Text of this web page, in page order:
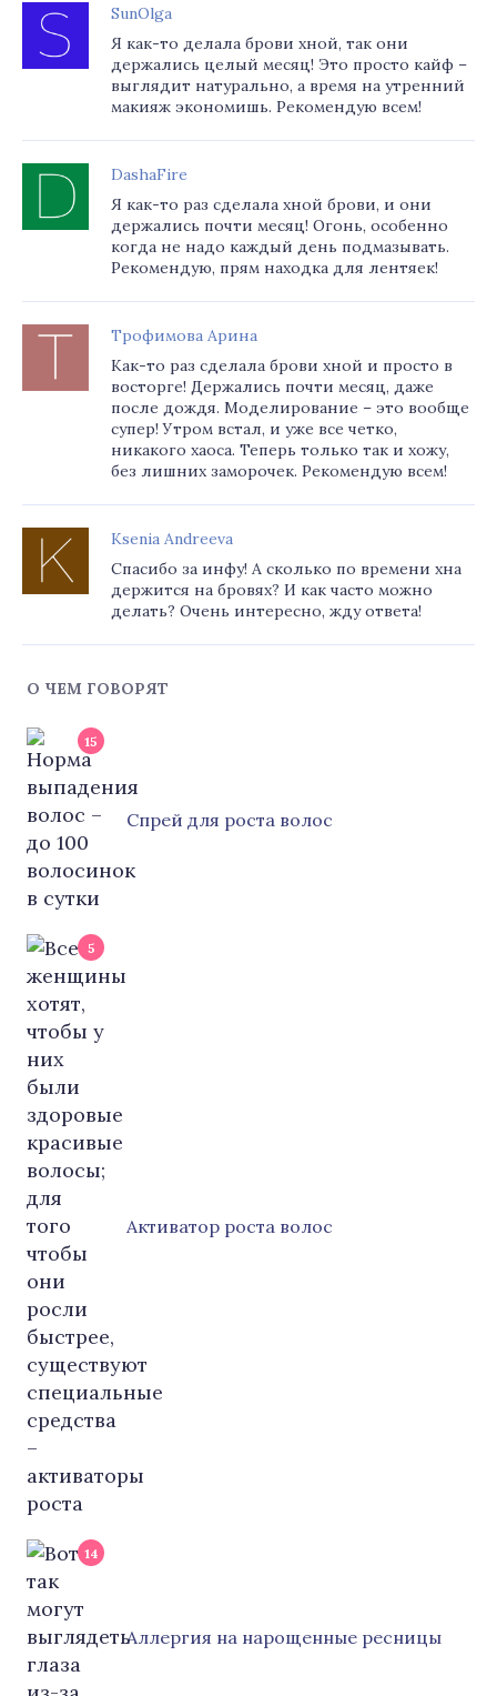
SunOlga
Я как-то делала брови хной, так они
держались целый месяц! Это просто кайф –
выглядит натурально, а время на утренний
макияж экономишь. Рекомендую всем!
DashaFire
Я как-то раз сделала хной брови, и они
держались почти месяц! Огонь, особенно
когда не надо каждый день подмазывать.
Рекомендую, прям находка для лентяек!
Трофимова Арина
Как-то раз сделала брови хной и просто в
восторге! Держались почти месяц, даже
после дождя. Моделирование – это вообще
супер! Утром встал, и уже все четко,
никакого хаоса. Теперь только так и хожу,
без лишних заморочек. Рекомендую всем!
Ksenia Andreeva
Спасибо за инфу! А сколько по времени хна
держится на бровях? И как часто можно
делать? Очень интересно, жду ответа!
О ЧЕМ ГОВОРЯТ
15
Cпрей для роста волос
5
Активатор роста волос
14
Аллергия на нарощенные ресницы